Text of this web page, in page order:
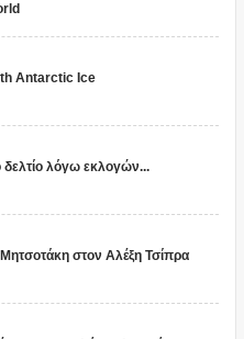
Antarctic Ice
λόγω εκλογών...
στον Αλέξη Τσίπρα